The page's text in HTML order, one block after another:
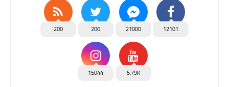
12101
21000
200
200
5.79K
15044